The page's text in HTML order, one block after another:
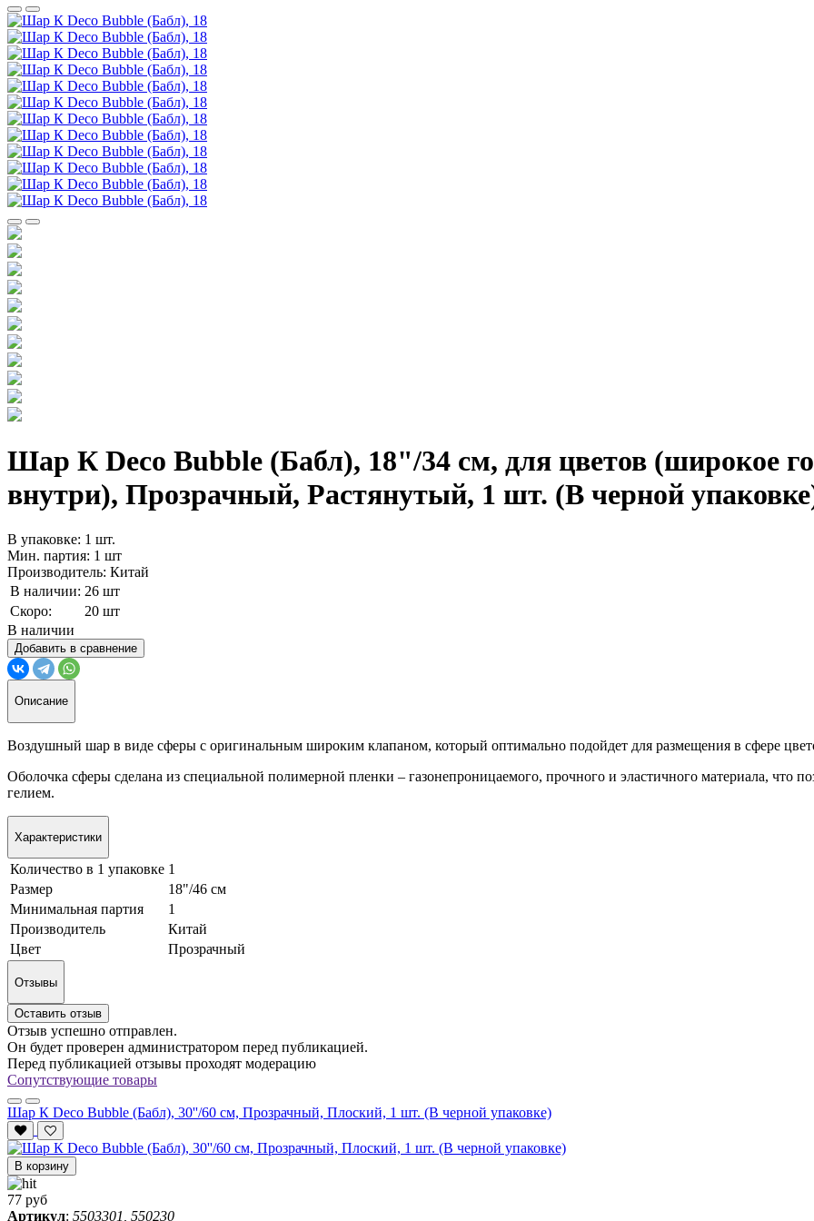
Шар К Deco Bubble (Бабл), 18"/34 см, для цветов (широкое
внутри), Прозрачный, Растянутый, 1 шт. (В черной
В упаковке: 1 шт.
Мин. партия: 1 шт
Производитель: Китай
В наличии: 26 шт
Скоро:
20 шт
В наличии
Добавить в сравнение
Описание
Воздушный шар в виде сферы с оригинальным широким клапаном, который оптимально подойдет для размещения в сфере
Оболочка сферы сделана из специальной полимерной пленки – газонепроницаемого, прочного и эластичного материала, что
гелием.
Характеристики
Количество в 1 упаковке 1
Размер
18"/46 см
Минимальная партия
1
Производитель
Китай
Цвет
Прозрачный
Отзывы
Оставить отзыв
Отзыв успешно отправлен.
Он будет проверен администратором перед публикацией.
Перед публикацией отзывы проходят модерацию
Сопутствующие товары
Шар К Deco Bubble (Бабл), 30''/60 см, Прозрачный, Плоский, 1 шт. (В черной упаковке)
В корзину
77 руб
Артикул: 5503301, 550230